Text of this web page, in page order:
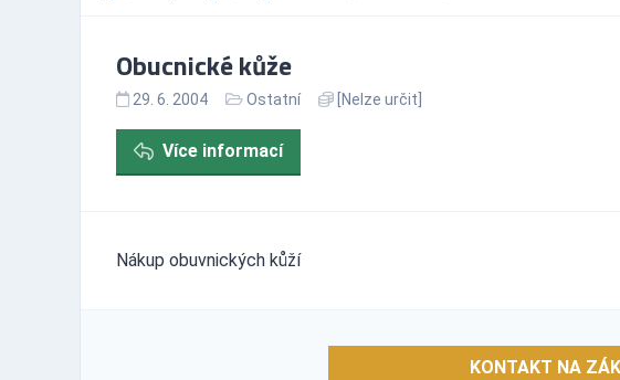
Obucnické kůže
29. 6. 2004 Ostatní [Nelze určit]
Více informací
Nákup obuvnických kůží
KONTAKT NA